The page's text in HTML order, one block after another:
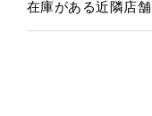
在庫がある近隣店舗